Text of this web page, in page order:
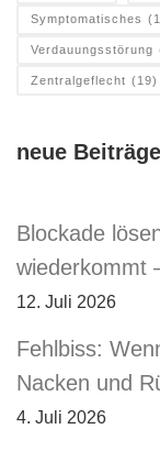
Symptomatisches
Verdauungsstörung
Zentralgeflecht (19)
neue Beiträge
Blockade
wiederkommt
12. Juli 2026
Fehlbiss:
Nacken und
4. Juli 2026